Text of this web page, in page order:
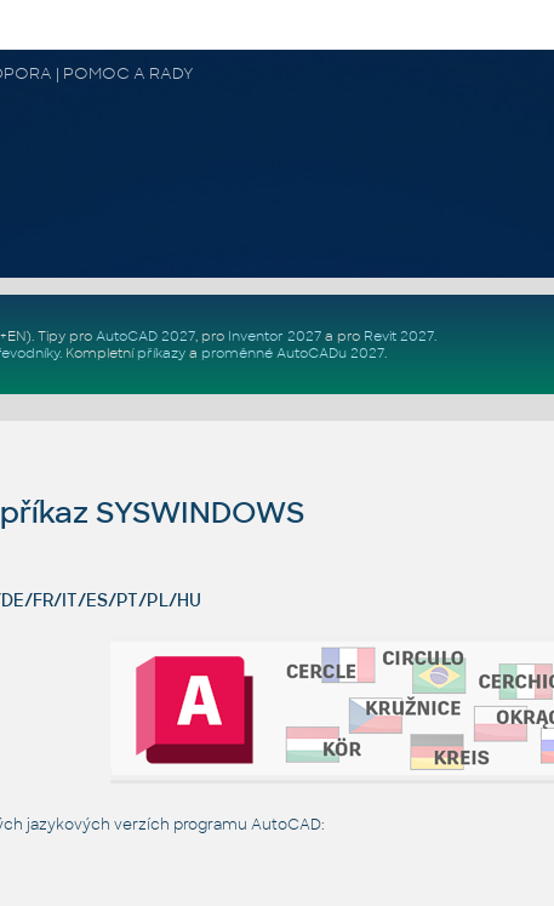
| POMOC A RADY
. Tipy pro AutoCAD 2027, pro Inventor 2027a pro Revit 2027.
. Kompletní příkazya proměnné AutoCADu 2027.
SYSWINDOWS
FR/IT/ES/PT/PL/HU
jazykových verzích programu AutoCAD: